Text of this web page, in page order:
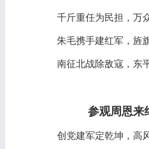
千斤重任为民担，万
朱毛携手建红军，旌
南征北战除敌寇，东
参观周恩来
创党建军定乾坤，高